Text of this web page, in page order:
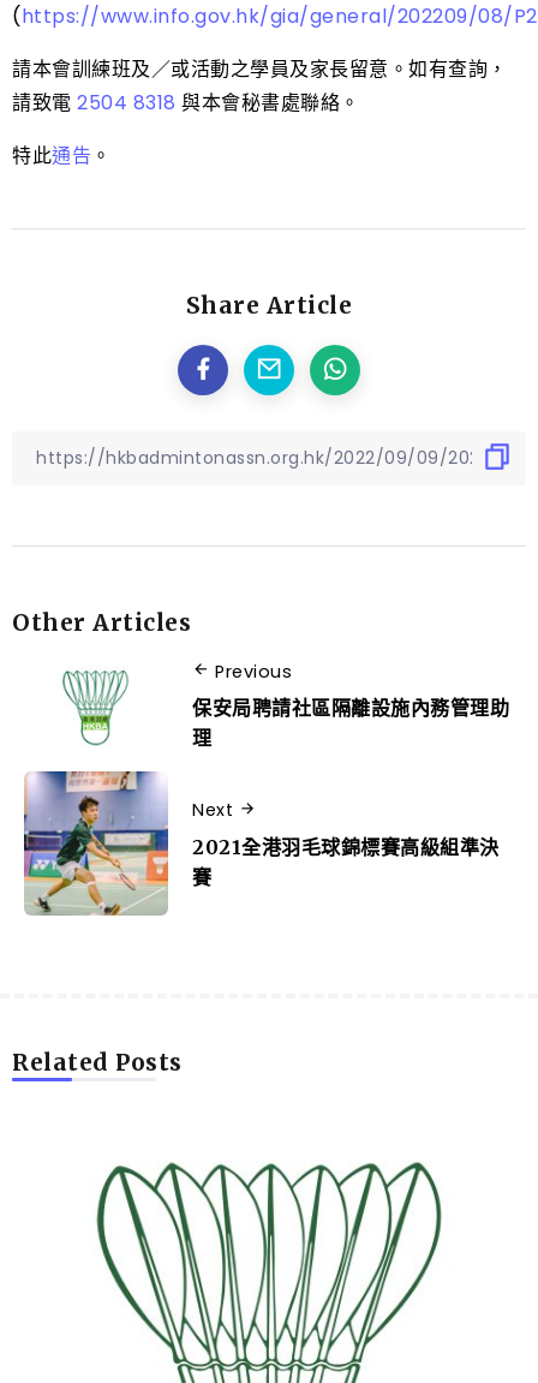
(https://www.info.gov.hk/gia/general/202209/08/
請本會訓練班及／或活動之學員及家長留意。如有查詢，
請致電 2504 8318 與本會秘書處聯絡。
特此通告 。
Share Article
Other Articles
Previous
保安局聘請社區隔離設施內務管理助
理
Next
2021全港羽毛球錦標賽高級組準決
賽
Related Posts